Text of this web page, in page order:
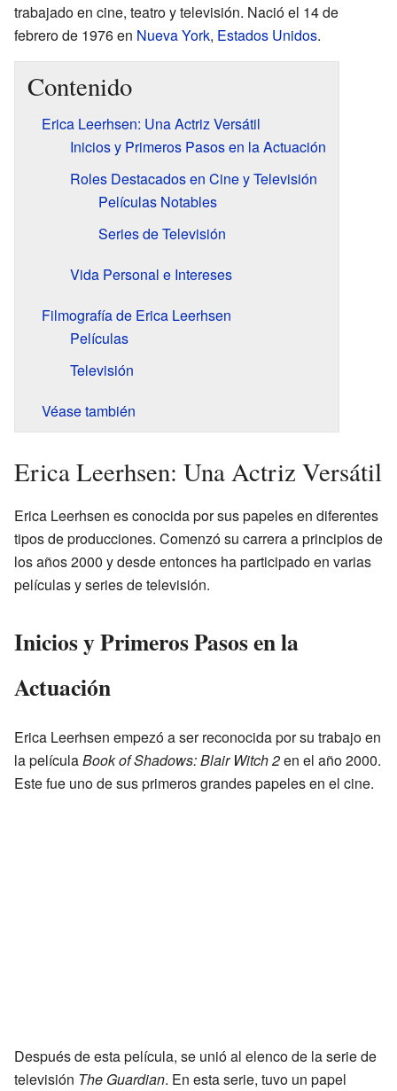
trabajado en cine, teatro y televisión. Nació el 14 de
febrero de 1976 en Nueva York, Estados Unidos.
Contenido
Erica Leerhsen: Una Actriz Versátil
Inicios y Primeros Pasos en la Actuación
Roles Destacados en Cine y Televisión
Películas Notables
Series de Televisión
Vida Personal e Intereses
Filmografía de Erica Leerhsen
Películas
Televisión
Véase también
Erica Leerhsen: Una Actriz Versátil
Erica Leerhsen es conocida por sus papeles en diferentes
tipos de producciones. Comenzó su carrera a principios de
los años 2000 y desde entonces ha participado en varias
películas y series de televisión.
Inicios y Primeros Pasos en la
Actuación
Erica Leerhsen empezó a ser reconocida por su trabajo en
la películaBook of Shadows: Blair Witch 2en el año 2000.
Este fue uno de sus primeros grandes papeles en el cine.
Después de esta película, se unió al elenco de la serie de
televisión The Guardian. En esta serie, tuvo un papel